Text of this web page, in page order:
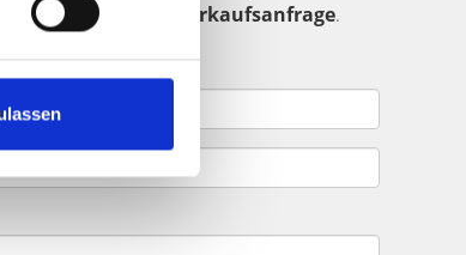
Sie uns Ihre Verkaufsanfrage.